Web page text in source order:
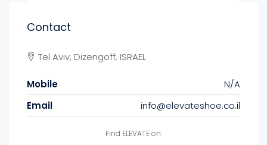
Contact
Tel Aviv, Dizengoff, ISRAEL
Mobile
N/A
Email
info@elevateshoe.co.il
Find ELEVATE on: